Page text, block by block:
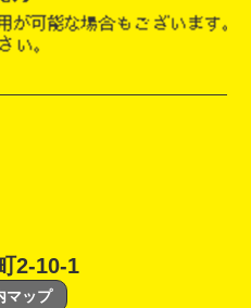
2-10-1
マップ